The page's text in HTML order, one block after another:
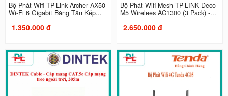
Bộ Phát Wifi TP-Link Archer AX50
Wi-Fi 6 Gigabit Băng Tần Kép...
1.350.000 đ
Bộ Phát Wifi Mesh TP-LINK Deco
M5 Wirelees AC1300 (3 Pack) -...
2.650.000 đ